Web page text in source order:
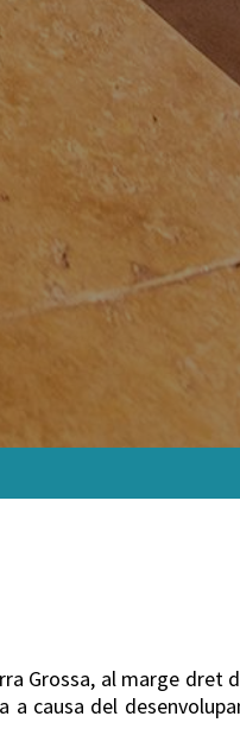
Grossa, al marge dret
a causa del